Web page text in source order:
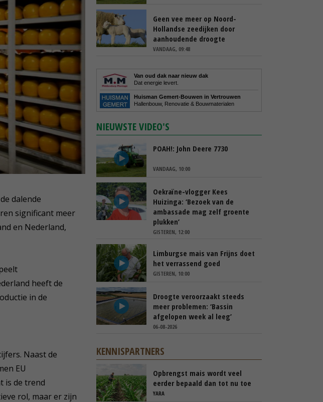
dalende
significant meer
en Nederland,
heeft de
in de
Naast de
EU
is de trend
rol, maar er zijn
Geen vee meer op Noord-
Hollandse zeedijken door
aanhoudende droogte
VANDAAG, 09:48
Van oud dak naar nieuw dak
Dat energie levert.
Huisman Gemert-Bouwen in Vertrouwen
Hallenbouw, Renovatie & Bouwmaterialen
NIEUWSTE VIDEO'S
POAH!: John Deere 7730
VANDAAG, 10:00
Oekraïne-vlogger Kees
Huizinga: ‘Bezoek van de
ambassade mag zelf groente
plukken’
GISTEREN, 12:00
Limburgse mais van Frijns doet
het verrassend goed
GISTEREN, 10:00
Droogte veroorzaakt steeds
meer problemen: ‘Bassin
afgelopen week al leeg’
06-08-2026
KENNISPARTNERS
Opbrengst mais wordt veel
eerder bepaald dan tot nu toe
gedacht
YARA